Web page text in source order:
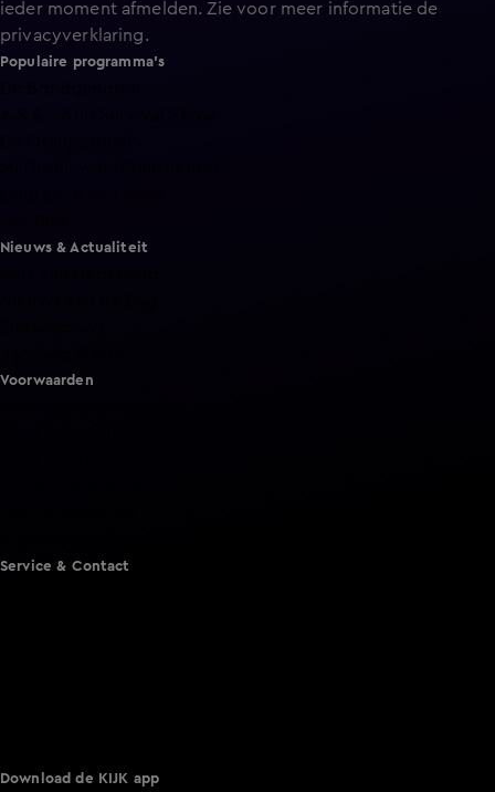
ieder moment afmelden. Zie voor meer informatie de
privacyverklaring.
Populaire programma's
Nieuws & Actualiteit
Voorwaarden
Service & Contact
Download de KIJK app